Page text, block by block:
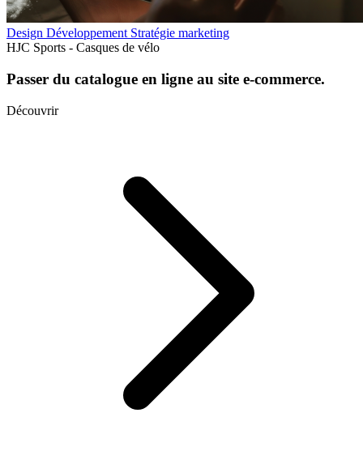
Design Développement Stratégie marketing
HJC Sports - Casques de vélo
Passer du catalogue en ligne au site e-commerce.
Découvrir